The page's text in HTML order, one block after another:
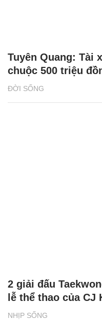
ĐỜI SỐNG
Tuyên Quang: Tài
chuộc 500 triệu
NHỊP SỐNG
2 giải đấu
lễ thể thao của CJ